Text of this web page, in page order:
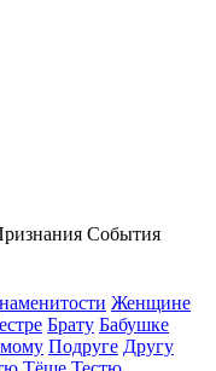
События
Женщине
Брату Бабушке
Подруге Другу